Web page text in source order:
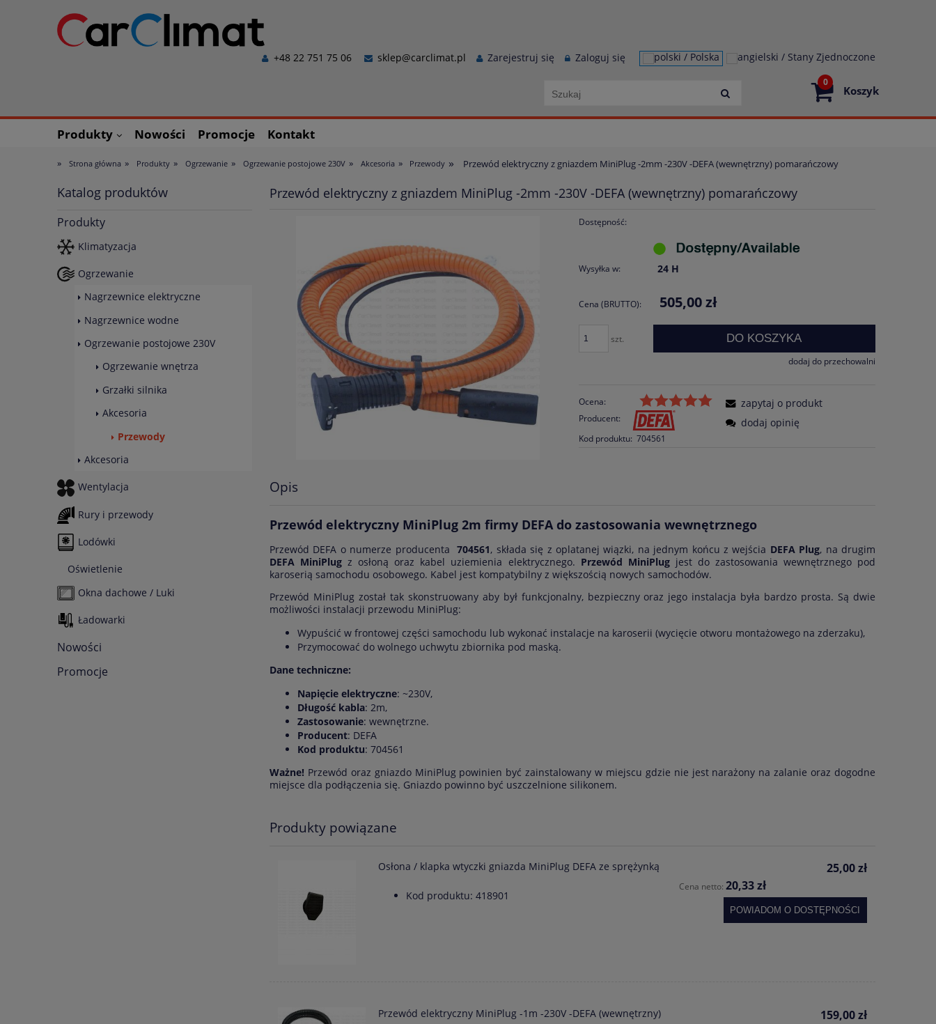
Zarejestruj się Zaloguj się
+48 22 751 75 06 sklep@carclimat.pl
Koszyk
0
Produkty Nowości Promocje Kontakt
» Strona główna » Produkty » Ogrzewanie » Ogrzewanie postojowe 230V » Akcesoria » Przewody » Przewód elektryczny z gniazdem MiniPlug -2mm -230V -DEFA (wewnętrzny) pomarańczowy
Katalog produktów
Produkty
Klimatyzacja
Ogrzewanie
Nagrzewnice elektryczne
Nagrzewnice wodne
Ogrzewanie postojowe 230V
Ogrzewanie wnętrza
Grzałki silnika
Akcesoria
Przewody
Akcesoria
Wentylacja
Rury i przewody
Lodówki
Oświetlenie
Okna dachowe / Luki
Ładowarki
Nowości
Promocje
Przewód elektryczny z gniazdem MiniPlug -2mm -230V -DEFA (wewnętrzny) pomarańczowy
Dostępność:
Wysyłka w: 24 H
Cena (BRUTTO): 505,00 zł
szt. DO KOSZYKA
dodaj do przechowalni
Ocena:
Producent:
Kod produktu: 704561
zapytaj o produkt
dodaj opinię
Opis
Przewód elektryczny MiniPlug 2m firmy DEFA do zastosowania wewnętrznego
Przewód DEFA o numerze producenta704561, składa się z oplatanej wiązki, na jednym końcu z wejścia DEFA Plug, na drugim
DEFA MiniPlug z osłoną oraz kabel uziemienia elektrycznego. Przewód MiniPlugjest do zastosowania wewnętrznego pod
karoserią samochodu osobowego. Kabel jest kompatybilny z większością nowych samochodów.
Przewód MiniPlug został tak skonstruowany aby był funkcjonalny, bezpieczny oraz jego instalacja była bardzo prosta. Są dwie
możliwości instalacji przewodu MiniPlug:
Wypuścić w frontowej części samochodu lub wykonać instalacje na karoserii (wycięcie otworu montażowego na zderzaku),
Przymocować do wolnego uchwytu zbiornika pod maską.
Dane techniczne:
Napięcie elektryczne: ~230V,
Długość kabla: 2m,
Zastosowanie: wewnętrzne.
Producent: DEFA
Kod produktu: 704561
Ważne! Przewód oraz gniazdo MiniPlug powinien być zainstalowany w miejscu gdzie nie jest narażony na zalanie oraz dogodne
miejsce dla podłączenia się. Gniazdo powinno być uszczelnione silikonem.
Produkty powiązane
Osłona / klapka wtyczki gniazda MiniPlug DEFA ze sprężynką
Kod produktu: 418901
25,00 zł
Cena netto: 20,33 zł
POWIADOM O DOSTĘPNOŚCI
Przewód elektryczny MiniPlug -1m -230V -DEFA (wewnętrzny) 159,00 zł